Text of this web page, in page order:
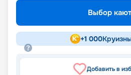
Выбор
+1 000
Добавить в